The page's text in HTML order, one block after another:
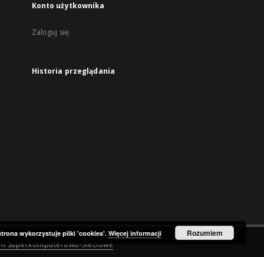
Konto użytkownika
Zaloguj się
Historia przeglądania
Superkomputerowo-Sieciowe
wykorzystuje pliki 'cookies'.Więcej informacji Rozumiem